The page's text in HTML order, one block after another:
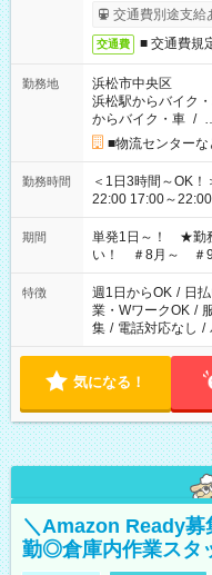
交通費別途支給
交通費 ■ 交通費規
勤務地
浜松市中央区
浜松駅からバイク
からバイク・車 /
■物流センター
勤務時間
＜1日3時間～OK！＞ ▼ 例えば… ▼ 15:00～18:00
22:00 17:00～22:00 など こちら以外の時間もお
ださい！
期間
単発1日～！ ★勤
い！ ＃8月～ ＃9
特徴 週1日からOK / 日
業・WワークOK /
集 / 電話対応なし /
気になる！
＼Amazon Ready
勤◎倉庫内作業スタ